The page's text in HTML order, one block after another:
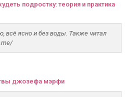
подростку: теория и практика
всё ясно и без воды. Также читал
джозефа мэрфи